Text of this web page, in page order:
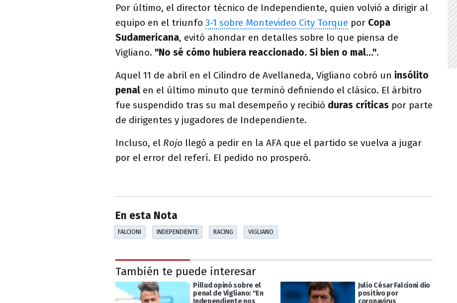
Por último, el director técnico de Independiente, quien volvió a dirigir al
equipo en el triunfo 3-1 sobre Montevideo City Torque por Copa
Sudamericana, evitó ahondar en detalles sobre lo que piensa de
Vigliano. "No sé cómo hubiera reaccionado. Si bien o mal...".
Aquel 11 de abril en el Cilindro de Avellaneda, Vigliano cobró un insólito
penal en el último minuto que terminó definiendo el clásico. El árbitro
fue suspendido tras su mal desempeño y recibió duras críticas por parte
de dirigentes y jugadores de Independiente.
Incluso, el Rojo llegó a pedir en la AFA que el partido se vuelva a jugar
por el error del referí. El pedido no prosperó.
En esta Nota
FALCIONI INDEPENDIENTE RACING VIGLIANO
También te puede interesar
Pillud opinó sobre el
penal de Vigliano: "En
Independiente nos
Julio César Falcioni dio
positivo por
coronavirus